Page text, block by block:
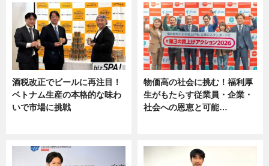
酒税改正でビールに再注目！
ベトナム生産の本格的な味わ
いで市場に挑戦
物価高の社会に挑む！福利厚
生がもたらす従業員・企業・
社会への恩恵と可能…